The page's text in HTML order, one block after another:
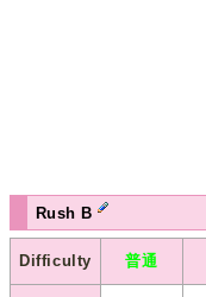
Rush B
Difficulty 普通